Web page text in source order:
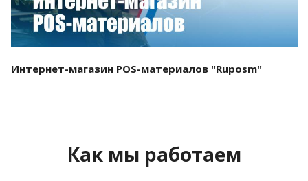
Интернет-магазин POS-материалов "Ruposm"
Как мы работаем